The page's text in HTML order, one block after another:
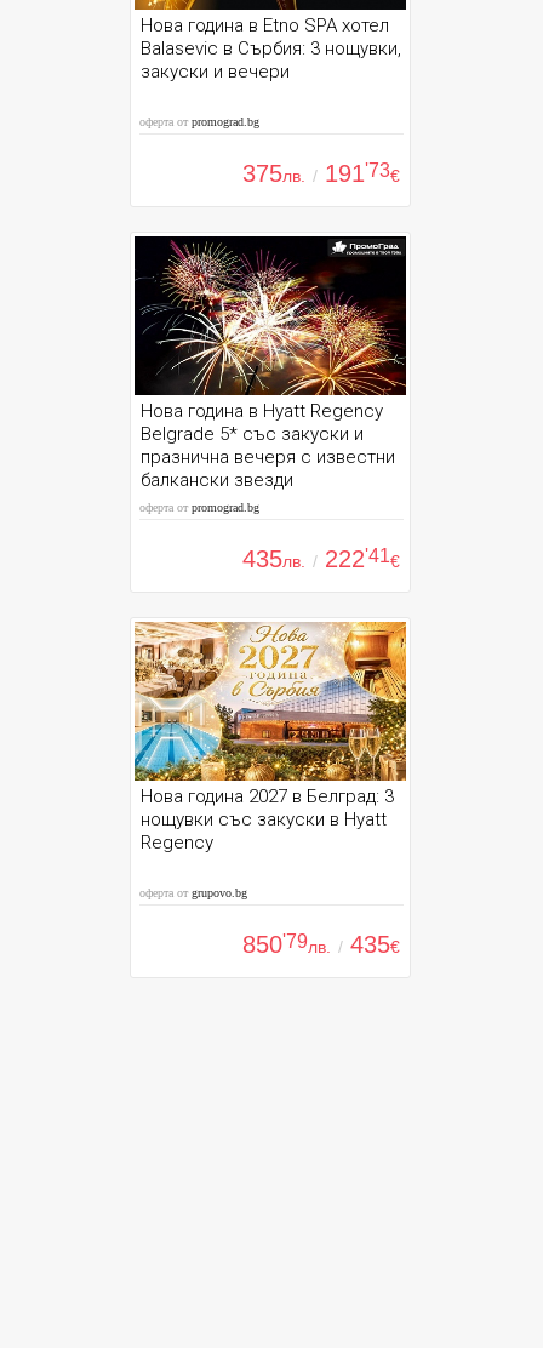
Нова година в Etno SPA хотел
Balasevic в Сърбия: 3 нощувки,
закуски и вечери
оферта отpromograd.bg
375лв. / 191'73€
Нова година в Hyatt Regency
Belgrade 5* със закуски и
празнична вечеря с известни
балкански звезди
оферта отpromograd.bg
435лв. / 222'41€
Нова година 2027 в Белград: 3
нощувки със закуски в Hyatt
Regency
оферта отgrupovo.bg
850'79лв. / 435€